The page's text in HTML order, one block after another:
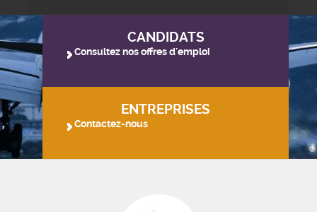
CANDIDATS
Consultez nos offres d'emploi
ENTREPRISES
Contactez-nous